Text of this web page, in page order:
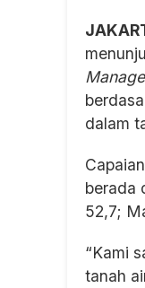
dalam
berada
52,7;
“Kami
tanah